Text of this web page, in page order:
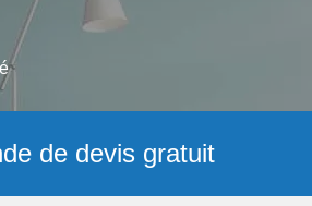
de devis gratuit